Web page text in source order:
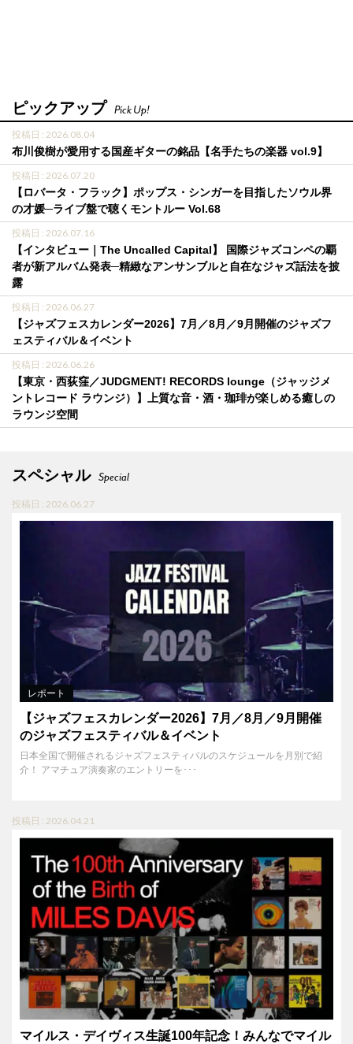
ピックアップ Pick Up!
投稿日 : 2026.08.04
布川俊樹が愛用する国産ギターの銘品【名手たちの楽器 vol.9】
投稿日 : 2026.07.20
【ロバータ・フラック】ポップス・シンガーを目指したソウル界
の才媛─ライブ盤で聴くモントルー Vol.68
投稿日 : 2026.07.16
【インタビュー｜The Uncalled Capital】 国際ジャズコンペの覇
者が新アルバム発表─精緻なアンサンブルと自在なジャズ話法を披
露
投稿日 : 2026.06.27
【ジャズフェスカレンダー2026】7月／8月／9月開催のジャズフ
ェスティバル＆イベント
投稿日 : 2026.06.26
【東京・西荻窪／JUDGMENT! RECORDS lounge（ジャッジメ
ントレコード ラウンジ）】上質な音・酒・珈琲が楽しめる癒しの
ラウンジ空間
スペシャル Special
投稿日 : 2026.06.27
レポート
【ジャズフェスカレンダー2026】7月／8月／9月開催
のジャズフェスティバル＆イベント
日本全国で開催されるジャズフェスティバルのスケジュールを月別で紹
介！ アマチュア演奏家のエントリーを･･･
投稿日 : 2026.04.21
マイルス・デイヴィス生誕100年記念！みんなでマイル